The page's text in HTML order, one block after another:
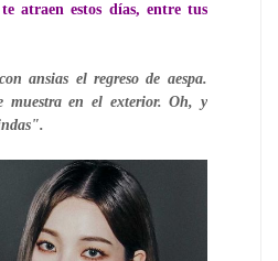
atraen estos días, entre tus
ansias el regreso de aespa.
muestra en el exterior. Oh, y